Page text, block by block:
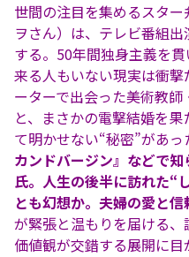
世間の注目を集めるスタ
ヲさん）は、テレビ番組
する。50年間独身主義を
来る人もいない現実は衝
ーターで出会った美術教師
と、まさかの電撃結婚を
て明かせない“秘密”があっ
カンドバージン』などで
氏。人生の後半に訪れた“
とも幻想か。夫婦の愛と
が緊張と温もりを届ける
価値観が交錯する展開に目